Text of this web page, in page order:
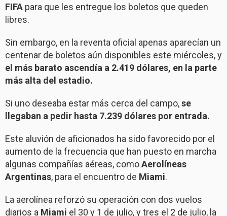
FIFA para que les entregue los boletos que queden
libres.
Sin embargo, en la reventa oficial apenas aparecían un
centenar de boletos aún disponibles este miércoles, y
el más barato ascendía a 2.419 dólares, en la parte
más alta del estadio.
Si uno deseaba estar más cerca del campo,se
llegaban a pedir hasta 7.239 dólares por entrada.
Este aluvión de aficionados ha sido favorecido por el
aumento de la frecuencia que han puesto en marcha
algunas compañías aéreas, comoAerolíneas
Argentinas, para el encuentro de Miami.
La aerolínea reforzó su operación con dos vuelos
diarios a Miami el 30 y 1 de julio, y tres el 2 de julio, la